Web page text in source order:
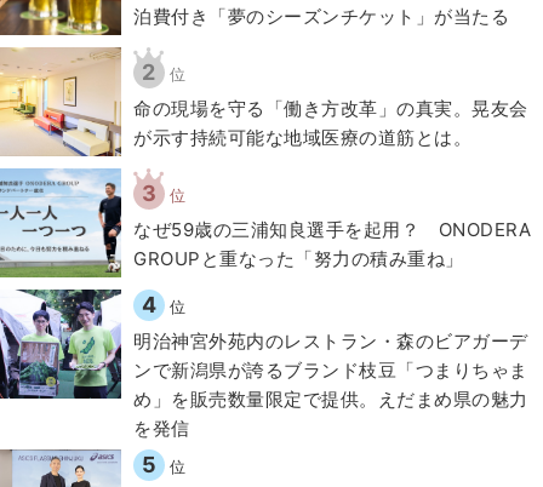
泊費付き「夢のシーズンチケット」が当たる
2 位
​命の現場を守る「働き方改革」の真実。晃友会
が示す持続可能な地域医療の道筋とは。
3 位
なぜ59歳の三浦知良選手を起用？ ONODERA
GROUPと重なった「努力の積み重ね」
4 位
明治神宮外苑内のレストラン・森のビアガーデ
ンで新潟県が誇るブランド枝豆「つまりちゃま
め」を販売数量限定で提供。えだまめ県の魅力
を発信
5 位